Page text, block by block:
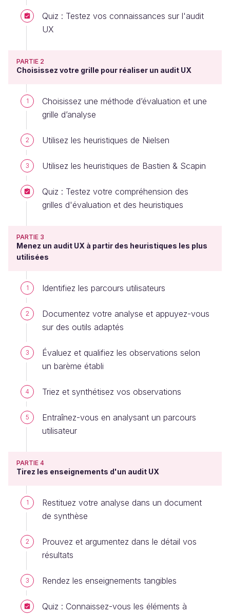
Quiz : Testez vos connaissances sur l'audit
UX
PARTIE 2
Choisissez votre grille pour réaliser un audit UX
1
Choisissez une méthode d’évaluation et une
grille d’analyse
2 Utilisez les heuristiques de Nielsen
3 Utilisez les heuristiques de Bastien & Scapin
Quiz : Testez votre compréhension des
grilles d'évaluation et des heuristiques
PARTIE 3
Menez un audit UX à partir des heuristiques les plus
utilisées
1 Identifiez les parcours utilisateurs
2
Documentez votre analyse et appuyez-vous
sur des outils adaptés
3
Évaluez et qualifiez les observations selon
un barème établi
4 Triez et synthétisez vos observations
5
Entraînez-vous en analysant un parcours
utilisateur
PARTIE 4
Tirez les enseignements d'un audit UX
1
Restituez votre analyse dans un document
de synthèse
2
Prouvez et argumentez dans le détail vos
résultats
3 Rendez les enseignements tangibles
Quiz : Connaissez-vous les éléments à